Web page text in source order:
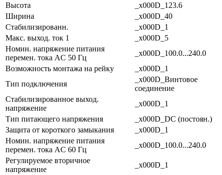
Высота
_x000D_123.6
Ширина
_x000D_40
Стабилизированн.
_x000D_1
Макс. выход. ток 1
_x000D_5
Номин. напряжение питания
перемен. тока AC 50 Гц
_x000D_100.0...240.0
Возможность монтажа на рейку
_x000D_1
Тип подключения
_x000D_Винтовое
соединение
Стабилизированное выход.
напряжение
_x000D_1
Тип питающего напряжения
_x000D_DC (постоян.)
Защита от короткого замыкания
_x000D_1
Номин. напряжение питания
перемен. тока AC 60 Гц
_x000D_100.0...240.0
Регулируемое вторичное
напряжение
_x000D_1